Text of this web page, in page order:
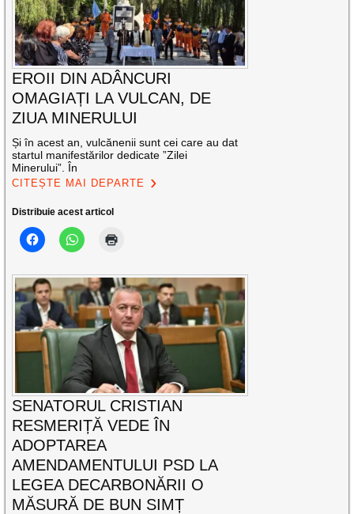
EROII DIN ADÂNCURI
OMAGIAȚI LA VULCAN, DE
ZIUA MINERULUI
Și în acest an, vulcănenii sunt cei care au dat
startul manifestărilor dedicate ”Zilei
Minerului”. În
CITEȘTE MAI DEPARTE
Distribuie acest articol
SENATORUL CRISTIAN
RESMERIȚĂ VEDE ÎN
ADOPTAREA
AMENDAMENTULUI PSD LA
LEGEA DECARBONĂRII O
MĂSURĂ DE BUN SIMȚ